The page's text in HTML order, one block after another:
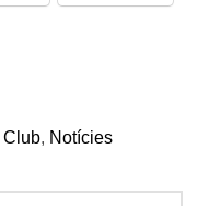
Club, Notícies